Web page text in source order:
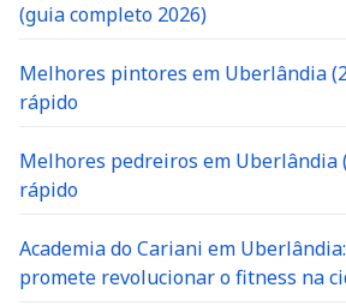
(guia completo 2026)
Melhores pintores em Uberlândia
rápido
Melhores pedreiros em Uberlândia
rápido
Academia do Cariani em
promete revolucionar o fitness na